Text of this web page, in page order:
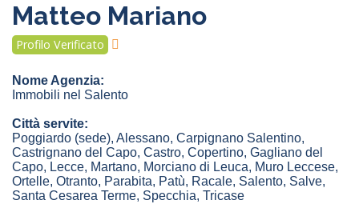
Matteo Mariano
Profilo Verificato
Nome Agenzia:
Immobili nel Salento
Città servite:
Poggiardo (sede), Alessano, Carpignano Salentino,
Castrignano del Capo, Castro, Copertino, Gagliano del
Capo, Lecce, Martano, Morciano di Leuca, Muro Leccese,
Ortelle, Otranto, Parabita, Patù, Racale, Salento, Salve,
Santa Cesarea Terme, Specchia, Tricase